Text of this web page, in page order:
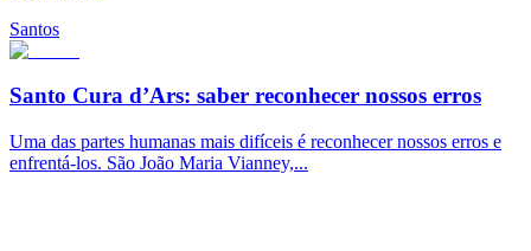
Santos
Santo Cura d’Ars: saber reconhecer nossos erros
Uma das partes humanas mais difíceis é reconhecer nossos erros e
enfrentá-los. São João Maria Vianney,...